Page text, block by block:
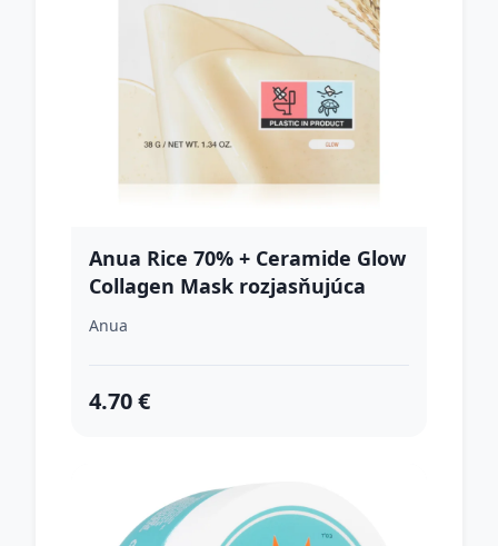
Anua Rice 70% + Ceramide Glow
Collagen Mask rozjasňujúca
pleťová maska s kolagénom 1
Anua
4.70 €